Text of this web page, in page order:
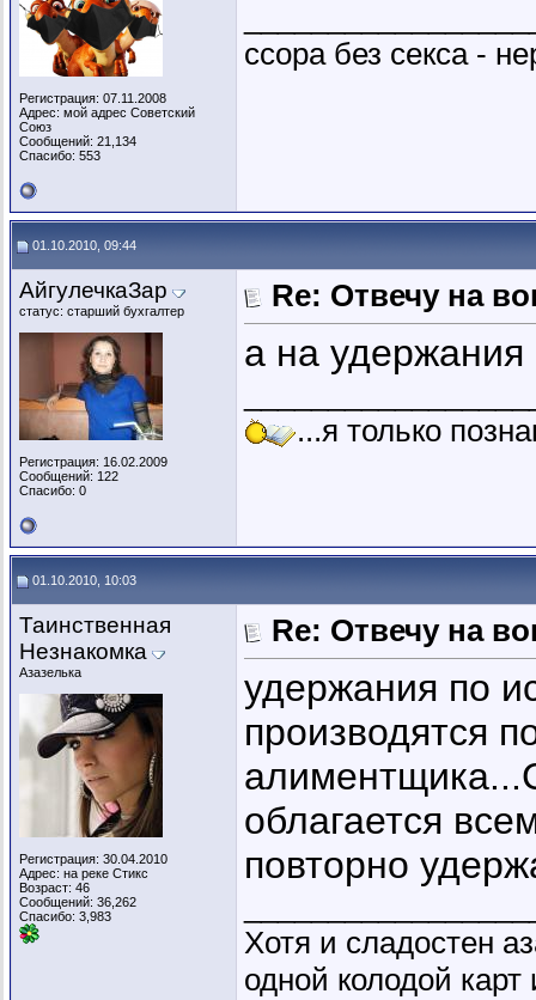
Регистрация: 07.11.2008
Адрес: мой адрес Советский
Союз
Сообщений: 21,134
Спасибо: 553
ссора без секса -
01.10.2010, 09:44
АйгулечкаЗар
статус: старший бухгалтер
Регистрация: 16.02.2009
Сообщений: 122
Спасибо: 0
Re: Отвечу на
а на удержания
...я только
01.10.2010, 10:03
Таинственная
Незнакомка
Азазелька
Регистрация: 30.04.2010
Адрес: на реке Стикс
Возраст: 46
Сообщений: 36,262
Спасибо: 3,983
Re: Отвечу на
удержания по
производятся
облагается
повторно
Хотя и сладостен
одной колодой